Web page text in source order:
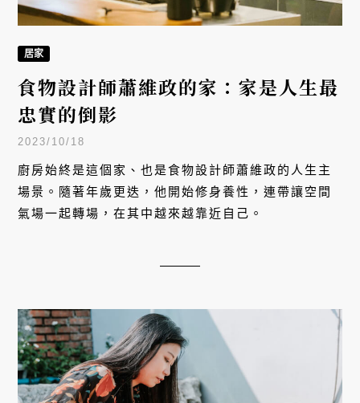
居家
食物設計師蕭維政的家：家是人生最
忠實的倒影
2023/10/18
廚房始終是這個家、也是食物設計師蕭維政的人生主
場景。隨著年歲更迭，他開始修身養性，連帶讓空間
氣場一起轉場，在其中越來越靠近自己。